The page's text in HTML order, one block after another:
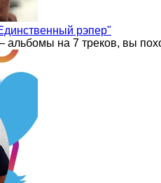
рэпер"
на 7 треков, вы